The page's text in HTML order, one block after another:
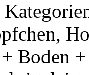
Boden